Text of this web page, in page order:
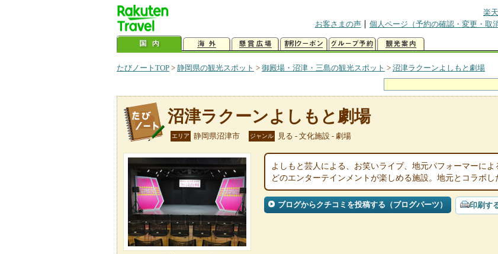
楽
お客さまの声
個人ページ（予約の確認・変更・取消
たびノートTOP > 静岡県の観光スポット > 御殿場・沼津・三島の観光スポット > 沼津ラクーンよしもと劇場
沼津ラクーンよしもと劇場
エリア 静岡県沼津市 ジャンル 見る - 文化施設 - 劇場
よしもと芸人による、お笑いライブ、地元パフォーマーに
どのエンターテインメントが楽しめる施設。地元とコラボし
ブログからクチコミを投稿する（ブログパーツ） 印刷す